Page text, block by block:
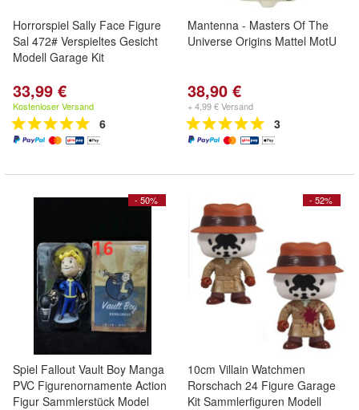
Horrorspiel Sally Face Figure
Sal 472# Verspieltes Gesicht
Modell Garage Kit
33,99 €
Kostenloser Versand
6
Mantenna - Masters Of The
Universe Origins Mattel MotU
38,90 €
+ 4,99 € Versand
3
- 50%
Spiel Fallout Vault Boy Manga
PVC Figurenornamente Action
Figur Sammlerstück Model
- 52%
10cm Villain Watchmen
Rorschach 24 Figure Garage
Kit Sammlerfiguren Modell